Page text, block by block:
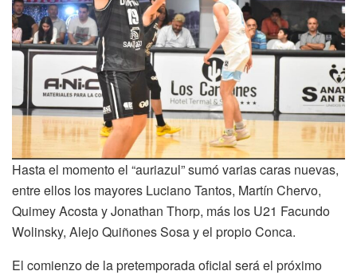
Hasta el momento el “auriazul” sumó varias caras nuevas,
entre ellos los mayores Luciano Tantos, Martín Chervo,
Quimey Acosta y Jonathan Thorp, más los U21 Facundo
Wolinsky, Alejo Quiñones Sosa y el propio Conca.
El comienzo de la pretemporada oficial será el próximo